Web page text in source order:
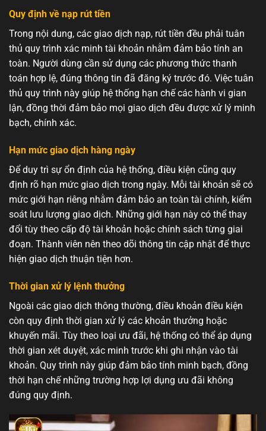
Quy định về nạp rút tiền
Trong nội dung, các giao dịch nạp, rút tiền đều phải tuân
thủ quy trình xác minh tài khoản nhằm đảm bảo tính an
toàn. Người dùng cần sử dụng các phương thức thanh
toán hợp lệ, đúng thông tin đã đăng ký trước đó. Việc tuân
thủ quy trình này giúp hệ thống hạn chế các hành vi gian
lận, đồng thời đảm bảo mọi giao dịch đều được xử lý minh
bạch, chính xác.
Hạn mức giao dịch hàng ngày
Để duy trì sự ổn định của hệ thống, điều kiện cũng quy
định rõ hạn mức giao dịch trong ngày. Mỗi tài khoản sẽ có
mức giới hạn riêng nhằm đảm bảo an toàn tài chính, kiểm
soát lưu lượng giao dịch. Những giới hạn này có thể thay
đổi tùy theo cấp độ tài khoản hoặc chính sách từng giai
đoạn. Thành viên nên theo dõi thông tin cập nhật để thực
hiện giao dịch thuận tiện hơn.
Thời gian xử lý lệnh thưởng
Ngoài các giao dịch thông thường, điều khoản điều kiện
còn quy định thời gian xử lý các khoản thưởng hoặc
khuyến mãi. Tùy theo loại ưu đãi, hệ thống có thể áp dụng
thời gian xét duyệt, xác minh trước khi ghi nhận vào tài
khoản. Quy trình này giúp đảm bảo tính minh bạch, đồng
thời hạn chế những trường hợp lợi dụng ưu đãi không
đúng quy định.